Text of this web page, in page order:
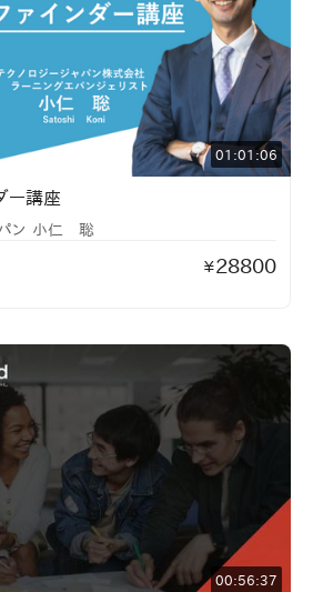
01:01:06
ー講座
ン 小仁 聡
¥28800
00:56:37